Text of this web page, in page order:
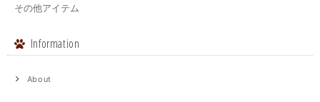
その他アイテム
Information
About